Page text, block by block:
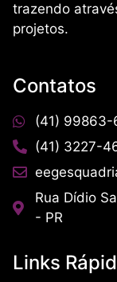
trazendo
projetos.
Contatos
(41) 99863-
(41) 3227-
Rua Dídio
- PR
Links